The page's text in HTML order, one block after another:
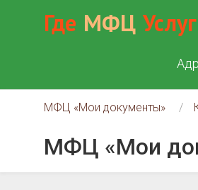
Где МФЦ
МФЦ «Мои документы»
МФЦ «Мои